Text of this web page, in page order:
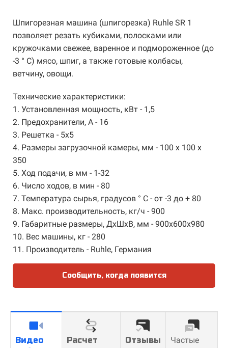
Шпигорезная машина (шпигорезка) Ruhle SR 1
позволяет резать кубиками, полосками или
кружочками свежее, варенное и подмороженное (до
-3 ° С) мясо, шпиг, а также готовые колбасы,
ветчину, овощи.
Технические характеристики:
1. Установленная мощность, кВт - 1,5
2. Предохранители, А - 16
3. Решетка - 5х5
4. Размеры загрузочной камеры, мм - 100 х 100 х
350
5. Ход подачи, в мм - 1-32
6. Число ходов, в мин - 80
7. Температура сырья, градусов ° С - от -3 до + 80
8. Макс. производительность, кг/ч - 900
9. Габаритные размеры, ДхШхВ, мм - 900х600х980
10. Вес машины, кг - 280
11. Производитель - Ruhle, Германия
Сообщить, когда появится
Видео
Расчет
Отзывы
Частые